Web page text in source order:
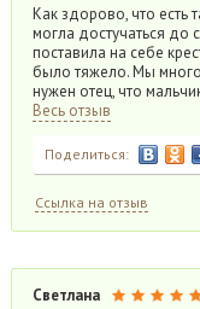
Как здорово, что есть
могла достучаться до
поставила на себе
было тяжело. Мы много
нужен отец, что
Весь отзыв
Поделиться:
Ссылка на отзыв
Светлана